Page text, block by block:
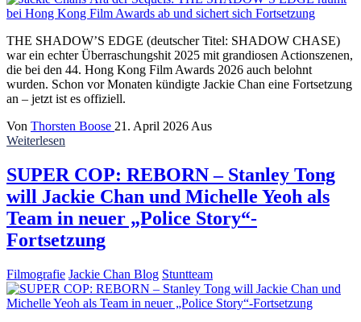
THE SHADOW’S EDGE (deutscher Titel: SHADOW CHASE)
war ein echter Überraschungshit 2025 mit grandiosen Actionszenen,
die bei den 44. Hong Kong Film Awards 2026 auch belohnt
wurden. Schon vor Monaten kündigte Jackie Chan eine Fortsetzung
an – jetzt ist es offiziell.
Von Thorsten Boose 21. April 2026 Aus
Weiterlesen
SUPER COP: REBORN – Stanley Tong
will Jackie Chan und Michelle Yeoh als
Team in neuer „Police Story“-
Fortsetzung
Filmografie Jackie Chan Blog Stuntteam